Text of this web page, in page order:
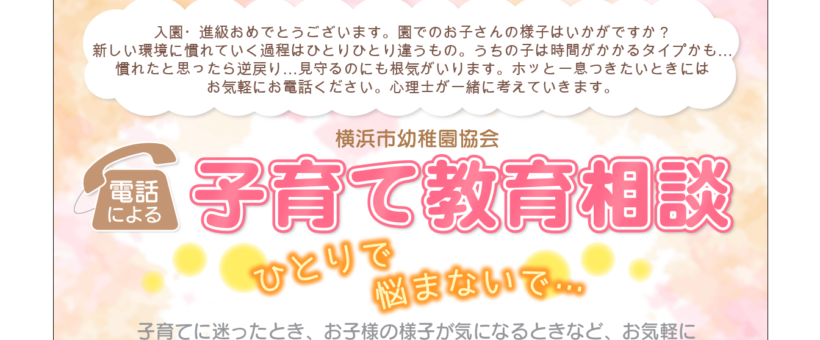
子育てに迷ったとき、お子様の様子が気になるときなど、お気軽に
悩まないで...
ひとりで
入園・進級おめでとうございます。園でのお子さんの様子はいかがですか？
新しい環境に慣れていく過程はひとりひとり違うもの。うちの子は時間がかかるタイプかも...
慣れたと思ったら逆戻り...見守るのにも根気がいります。ホッと一息つきたいときには
お気軽にお電話ください。心理士が一緒に考えていきます。